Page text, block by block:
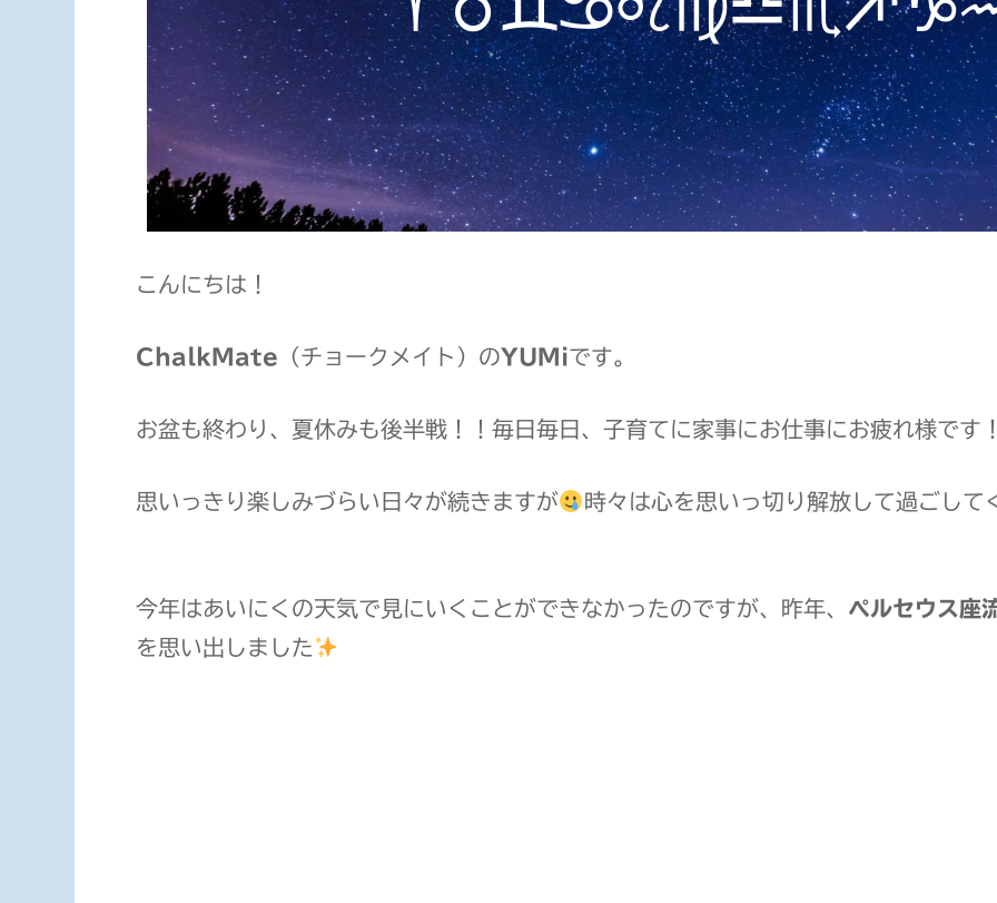
こんにちは！
ChalkMate （チョークメイト）のYUMiです。
お盆も終わり、夏休みも後半戦！！毎日毎日、子育てに家事にお仕事にお疲れ様です
思いっきり楽しみづらい日々が続きますが 時々は心を思いっ切り解放して過ごし
今年はあいにくの天気で見にいくことができなかったのですが、昨年、 ペルセウス座
を思い出しました